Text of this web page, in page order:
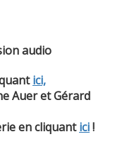
audio
ici,
Auer et Gérard
en cliquantici!